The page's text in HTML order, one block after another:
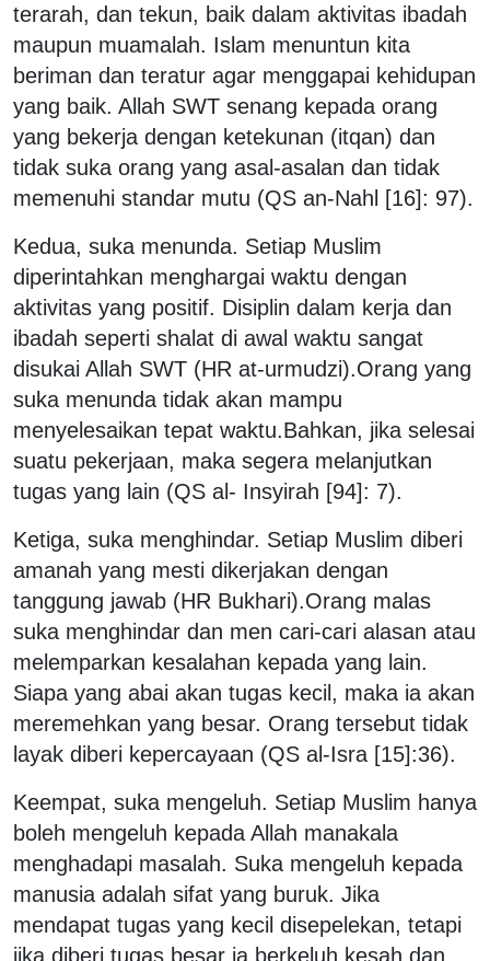
terarah, dan tekun, baik dalam aktivitas ibadah
maupun muamalah. Islam menuntun kita
beriman dan teratur agar menggapai kehidupan
yang baik. Allah SWT senang kepada orang
yang bekerja dengan ketekunan (itqan) dan
tidak suka orang yang asal-asalan dan tidak
memenuhi standar mutu (QS an-Nahl [16]: 97).
Kedua, suka menunda. Setiap Muslim
diperintahkan menghargai waktu dengan
aktivitas yang positif. Disiplin dalam kerja dan
ibadah seperti shalat di awal waktu sangat
disukai Allah SWT (HR at-urmudzi).Orang yang
suka menunda tidak akan mampu
menyelesaikan tepat waktu.Bahkan, jika selesai
suatu pekerjaan, maka segera melanjutkan
tugas yang lain (QS al- Insyirah [94]: 7).
Ketiga, suka menghindar. Setiap Muslim diberi
amanah yang mesti dikerjakan dengan
tanggung jawab (HR Bukhari).Orang malas
suka menghindar dan men cari-cari alasan atau
melemparkan kesalahan kepada yang lain.
Siapa yang abai akan tugas kecil, maka ia akan
meremehkan yang besar. Orang tersebut tidak
layak diberi kepercayaan (QS al-Isra [15]:36).
Keempat, suka mengeluh. Setiap Muslim hanya
boleh mengeluh kepada Allah manakala
menghadapi masalah. Suka mengeluh kepada
manusia adalah sifat yang buruk. Jika
mendapat tugas yang kecil disepelekan, tetapi
jika diberi tugas besar ia berkeluh kesah dan